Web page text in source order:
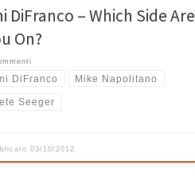
DiFranco – Which Side Are
On?
DiFranco Mike Napolitano
Seeger
03/10/2012